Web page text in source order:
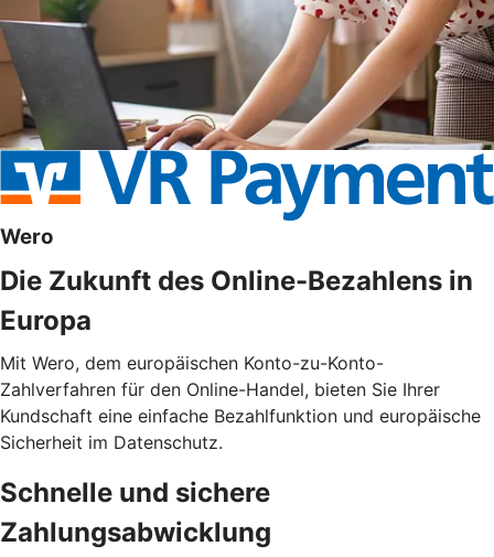
Wero
Die Zukunft des Online-Bezahlens in
Europa
Mit Wero, dem europäischen Konto-zu-Konto-
Zahlverfahren für den Online-Handel, bieten Sie Ihrer
Kundschaft eine einfache Bezahlfunktion und europäische
Sicherheit im Datenschutz.
Schnelle und sichere
Zahlungsabwicklung